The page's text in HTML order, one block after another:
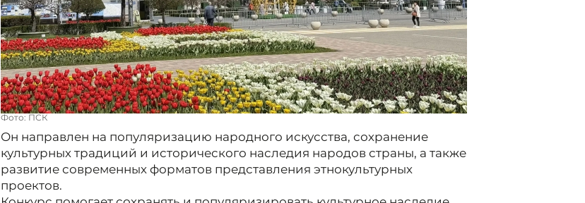
Фото: ПСК
Он направлен на популяризацию народного искусства, сохранение
культурных традиций и исторического наследия народов страны, а также
развитие современных форматов представления этнокультурных
проектов.